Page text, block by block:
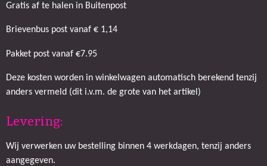
Gratis af te halen in Buitenpost
Brievenbus post vanaf € 1,14
Pakket post vanaf €7.95
Deze kosten worden in winkelwagen automatisch berekend tenzij
anders vermeld (dit i.v.m. de grote van het artikel)
Levering:
Wij verwerken uw bestelling binnen 4 werkdagen, tenzij anders
aangegeven.